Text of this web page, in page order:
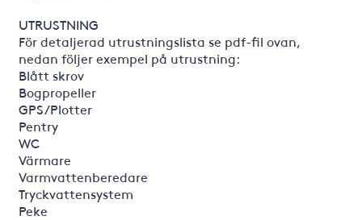
UTRUSTNING
För detaljerad utrustningslista se pdf-fil ovan,
nedan följer exempel på utrustning:
Blått skrov
Bogpropeller
GPS/Plotter
Pentry
WC
Värmare
Varmvattenberedare
Tryckvattensystem
Peke